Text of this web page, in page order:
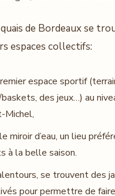
de Bordeaux se
espaces collectifs:
espace sportif
des jeux…) au
Michel,
miroir d’eau, un lieu
à la belle saison.
se trouvent des
pour permettre de